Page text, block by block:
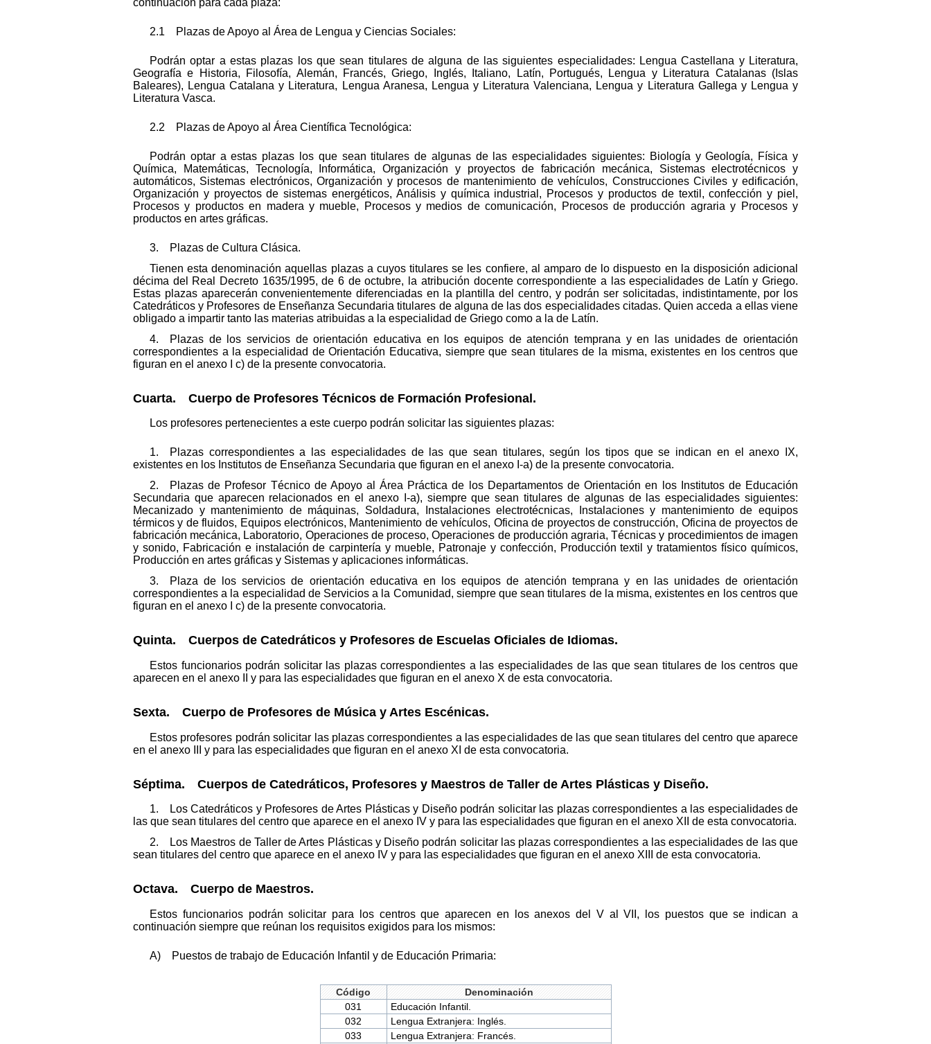
2.1 Plazas de Apoyo al Área de Lengua y Ciencias Sociales:
Podrán optar a estas plazas los que sean titulares de alguna de las siguientes especialidades: Lengua Castellana y Literatura,
Geografía e Historia, Filosofía, Alemán, Francés, Griego, Inglés, Italiano, Latín, Portugués, Lengua y Literatura Catalanas (Islas
Baleares), Lengua Catalana y Literatura, Lengua Aranesa, Lengua y Literatura Valenciana, Lengua y Literatura Gallega y Lengua y
Literatura Vasca.
2.2 Plazas de Apoyo al Área Científica Tecnológica:
Podrán optar a estas plazas los que sean titulares de algunas de las especialidades siguientes: Biología y Geología, Física y
Química, Matemáticas, Tecnología, Informática, Organización y proyectos de fabricación mecánica, Sistemas electrotécnicos y
automáticos, Sistemas electrónicos, Organización y procesos de mantenimiento de vehículos, Construcciones Civiles y edificación,
Organización y proyectos de sistemas energéticos, Análisis y química industrial, Procesos y productos de textil, confección y piel,
Procesos y productos en madera y mueble, Procesos y medios de comunicación, Procesos de producción agraria y Procesos y
productos en artes gráficas.
3. Plazas de Cultura Clásica.
Tienen esta denominación aquellas plazas a cuyos titulares se les confiere, al amparo de lo dispuesto en la disposición adicional
décima del Real Decreto 1635/1995, de 6 de octubre, la atribución docente correspondiente a las especialidades de Latín y Griego.
Estas plazas aparecerán convenientemente diferenciadas en la plantilla del centro, y podrán ser solicitadas, indistintamente, por los
Catedráticos y Profesores de Enseñanza Secundaria titulares de alguna de las dos especialidades citadas. Quien acceda a ellas viene
obligado a impartir tanto las materias atribuidas a la especialidad de Griego como a la de Latín.
4. Plazas de los servicios de orientación educativa en los equipos de atención temprana y en las unidades de orientación
correspondientes a la especialidad de Orientación Educativa, siempre que sean titulares de la misma, existentes en los centros que
figuran en el anexo I c) de la presente convocatoria.
Cuarta. Cuerpo de Profesores Técnicos de Formación Profesional.
Los profesores pertenecientes a este cuerpo podrán solicitar las siguientes plazas:
1. Plazas correspondientes a las especialidades de las que sean titulares, según los tipos que se indican en el anexo IX,
existentes en los Institutos de Enseñanza Secundaria que figuran en el anexo I-a) de la presente convocatoria.
2. Plazas de Profesor Técnico de Apoyo al Área Práctica de los Departamentos de Orientación en los Institutos de Educación
Secundaria que aparecen relacionados en el anexo I-a), siempre que sean titulares de algunas de las especialidades siguientes:
Mecanizado y mantenimiento de máquinas, Soldadura, Instalaciones electrotécnicas, Instalaciones y mantenimiento de equipos
térmicos y de fluidos, Equipos electrónicos, Mantenimiento de vehículos, Oficina de proyectos de construcción, Oficina de proyectos de
fabricación mecánica, Laboratorio, Operaciones de proceso, Operaciones de producción agraria, Técnicas y procedimientos de imagen
y sonido, Fabricación e instalación de carpintería y mueble, Patronaje y confección, Producción textil y tratamientos físico químicos,
Producción en artes gráficas y Sistemas y aplicaciones informáticas.
3. Plaza de los servicios de orientación educativa en los equipos de atención temprana y en las unidades de orientación
correspondientes a la especialidad de Servicios a la Comunidad, siempre que sean titulares de la misma, existentes en los centros que
figuran en el anexo I c) de la presente convocatoria.
Quinta. Cuerpos de Catedráticos y Profesores de Escuelas Oficiales de Idiomas.
Estos funcionarios podrán solicitar las plazas correspondientes a las especialidades de las que sean titulares de los centros que
aparecen en el anexo II y para las especialidades que figuran en el anexo X de esta convocatoria.
Sexta. Cuerpo de Profesores de Música y Artes Escénicas.
Estos profesores podrán solicitar las plazas correspondientes a las especialidades de las que sean titulares del centro que aparece
en el anexo III y para las especialidades que figuran en el anexo XI de esta convocatoria.
Séptima. Cuerpos de Catedráticos, Profesores y Maestros de Taller de Artes Plásticas y Diseño.
1. Los Catedráticos y Profesores de Artes Plásticas y Diseño podrán solicitar las plazas correspondientes a las especialidades de
las que sean titulares del centro que aparece en el anexo IV y para las especialidades que figuran en el anexo XII de esta convocatoria.
2. Los Maestros de Taller de Artes Plásticas y Diseño podrán solicitar las plazas correspondientes a las especialidades de las que
sean titulares del centro que aparece en el anexo IV y para las especialidades que figuran en el anexo XIII de esta convocatoria.
Octava. Cuerpo de Maestros.
Estos funcionarios podrán solicitar para los centros que aparecen en los anexos del V al VII, los puestos que se indican a
continuación siempre que reúnan los requisitos exigidos para los mismos:
A) Puestos de trabajo de Educación Infantil y de Educación Primaria:
Código
Denominación
031
Educación Infantil.
032
Lengua Extranjera: Inglés.
033
Lengua Extranjera: Francés.